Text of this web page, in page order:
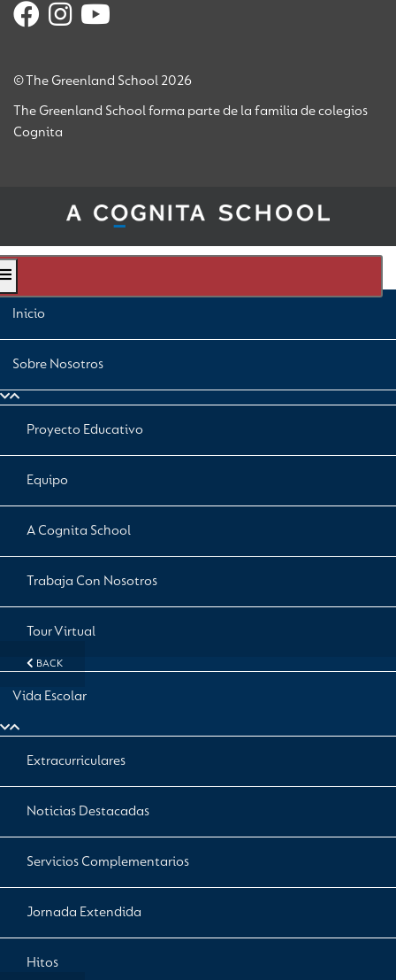
© The Greenland School 2026
The Greenland School forma parte de la familia de colegios
Cognita
Inicio
Sobre Nosotros
Proyecto Educativo
Equipo
A Cognita School
Trabaja Con Nosotros
Tour Virtual
BACK
Vida Escolar
Extracurriculares
Noticias Destacadas
Servicios Complementarios
Jornada Extendida
Hitos